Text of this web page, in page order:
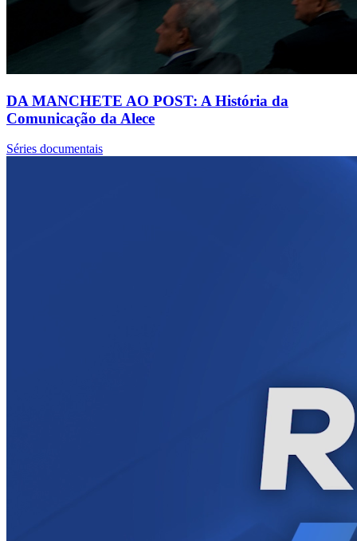
DA MANCHETE AO POST: A História da
Comunicação da Alece
Séries documentais